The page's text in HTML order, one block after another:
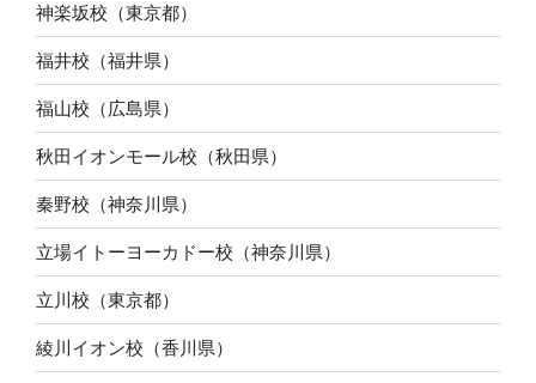
神楽坂校（東京都）
福井校（福井県）
福山校（広島県）
秋田イオンモール校（秋田県）
秦野校（神奈川県）
立場イトーヨーカドー校（神奈川県）
立川校（東京都）
綾川イオン校（香川県）